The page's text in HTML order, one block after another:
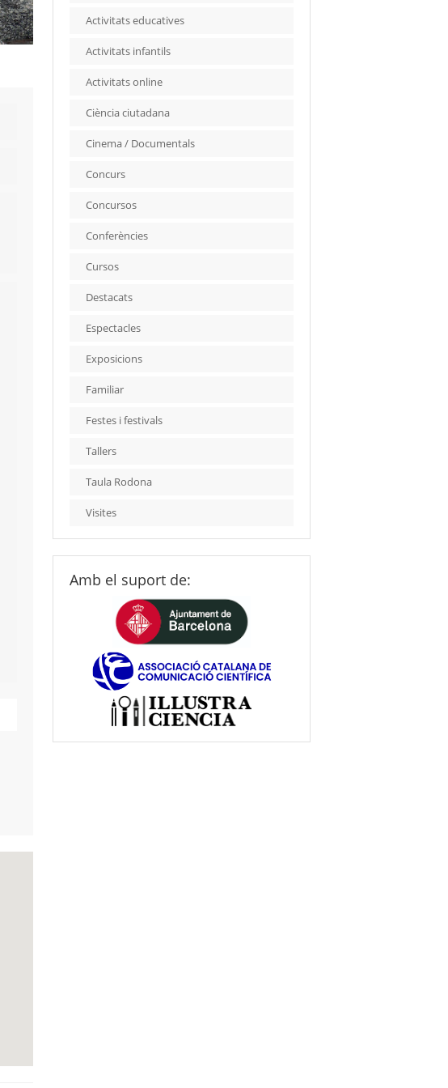
Activitats educatives
Activitats infantils
Activitats online
Ciència ciutadana
Cinema / Documentals
Concurs
Concursos
Conferències
Cursos
Destacats
Espectacles
Exposicions
Familiar
Festes i festivals
Tallers
Taula Rodona
Visites
Amb el suport de: